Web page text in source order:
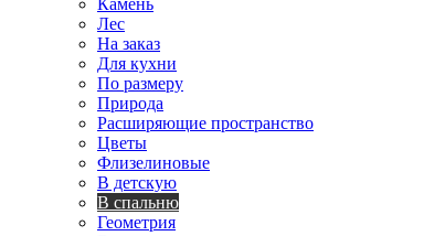
Камень
Лес
На заказ
Для кухни
По размеру
Природа
Расширяющие пространство
Цветы
Флизелиновые
В детскую
В спальню
Геометрия